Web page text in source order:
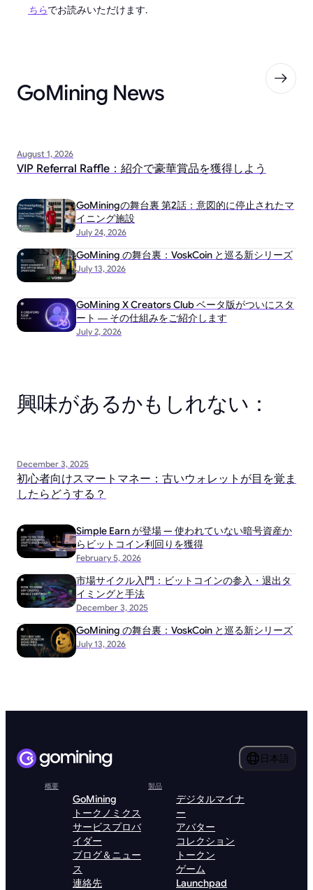
ちらでお読みいただけます.
GoMining News
August 1, 2026
VIP Referral Raffle：紹介で豪華賞品を獲得しよう
July 24, 2026
GoMiningの舞台裏 第2話：意図的に停止されたマ
イニング施設
July 13, 2026
GoMining の舞台裏：VoskCoin と巡る新シリーズ
July 2, 2026
GoMining X Creators Club ベータ版がついにスタ
ート ― その仕組みをご紹介します
興味があるかもしれない：
December 3, 2025
初心者向けスマートマネー：古いウォレットが目を覚ま
したらどうする？
February 5, 2026
Simple Earn が登場 — 使われていない暗号資産か
らビットコイン利回りを獲得
December 3, 2025
市場サイクル入門：ビットコインの参入・退出タ
イミングと手法
July 13, 2026
GoMining の舞台裏：VoskCoin と巡る新シリーズ
日本語
概要
GoMining
トークノミクス
サービスプロバ
イダー
ブログ＆ニュー
ス
連絡先
製品
デジタルマイナ
ー
アバター
コレクション
トークン
ゲーム
Launchpad